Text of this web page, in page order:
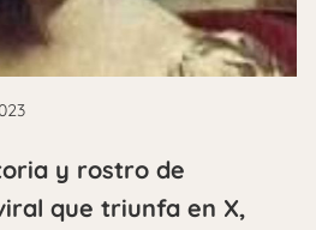
y rostro de
que triunfa en X,